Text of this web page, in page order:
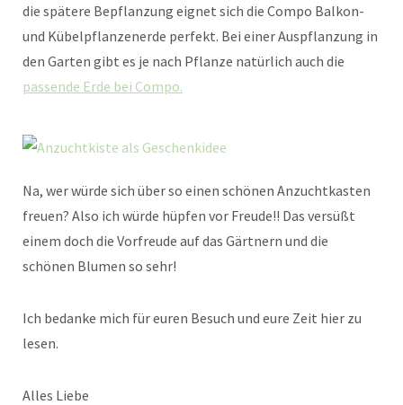
die spätere Bepflanzung eignet sich die Compo Balkon-
und Kübelpflanzenerde perfekt. Bei einer Auspflanzung in
den Garten gibt es je nach Pflanze natürlich auch die
passende Erde bei Compo.
Na, wer würde sich über so einen schönen Anzuchtkasten
freuen? Also ich würde hüpfen vor Freude!! Das versüßt
einem doch die Vorfreude auf das Gärtnern und die
schönen Blumen so sehr!
Ich bedanke mich für euren Besuch und eure Zeit hier zu
lesen.
Alles Liebe